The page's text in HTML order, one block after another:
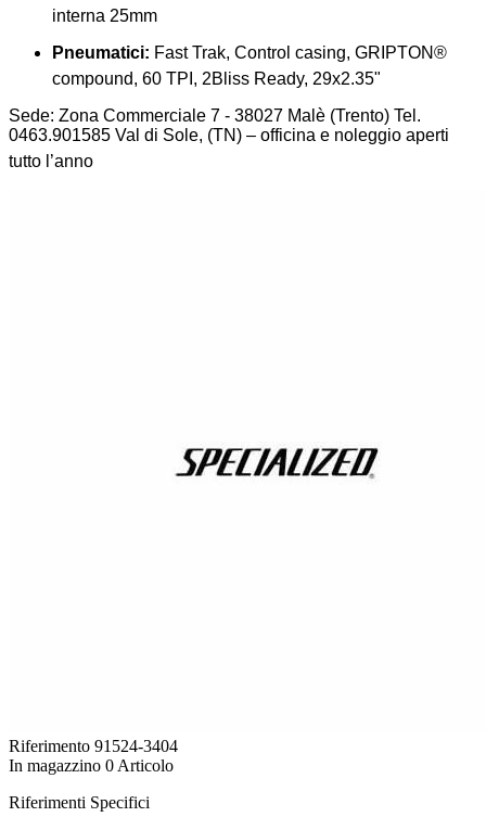
interna 25mm
Pneumatici: Fast Trak, Control casing, GRIPTON®
compound, 60 TPI, 2Bliss Ready, 29x2.35"
Sede: Zona Commerciale 7 - 38027 Malè (Trento) Tel.
0463.901585 Val di Sole, (TN) – officina e noleggio aperti
tutto l’anno
Riferimento 91524-3404
In magazzino 0 Articolo
Riferimenti Specifici